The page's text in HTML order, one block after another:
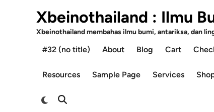
Xbeinothailand : Ilmu
Xbeinothailand membahas ilmu bumi, antariksa, dan
#32 (no title) About Blog Cart
Resources Sample Page Services
Switch
Open